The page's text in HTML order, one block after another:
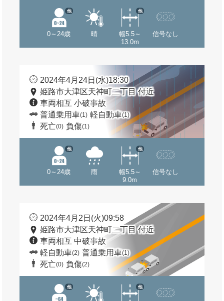
0～24歳
他
晴
幅5.5～
13.0m
他
信号なし
2024年4月24日(水)18:30
姫路市大津区天神町二丁目 付近
車両相互 小破事故
普通乗用車(1) 軽自動車(1)
死亡(0) 負傷(1)
0～24歳
他
雨
幅5.5～
9.0m
他
信号なし
2024年4月2日(火)09:58
姫路市大津区天神町二丁目 付近
車両相互 中破事故
軽自動車(2) 普通乗用車(1)
死亡(0) 負傷(2)
他 他